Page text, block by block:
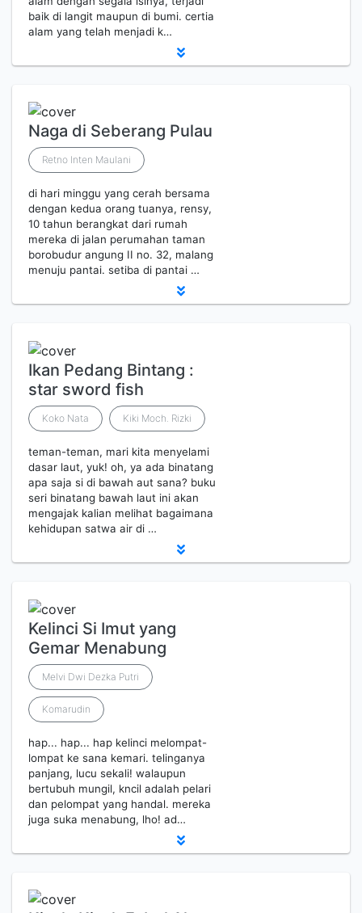
baik di langit maupun di bumi. certia
alam yang telah menjadi k…
Naga di Seberang Pulau
Retno Inten Maulani
di hari minggu yang cerah bersama
dengan kedua orang tuanya, rensy,
10 tahun berangkat dari rumah
mereka di jalan perumahan taman
borobudur angung II no. 32, malang
menuju pantai. setiba di pantai …
Ikan Pedang Bintang :
star sword fish
Koko Nata Kiki Moch. Rizki
teman-teman, mari kita menyelami
dasar laut, yuk! oh, ya ada binatang
apa saja si di bawah aut sana? buku
seri binatang bawah laut ini akan
mengajak kalian melihat bagaimana
kehidupan satwa air di …
Kelinci Si Imut yang
Gemar Menabung
Melvi Dwi Dezka Putri
Komarudin
hap... hap... hap kelinci melompat-
lompat ke sana kemari. telinganya
panjang, lucu sekali! walaupun
bertubuh mungil, kncil adalah pelari
dan pelompat yang handal. mereka
juga suka menabung, lho! ad…